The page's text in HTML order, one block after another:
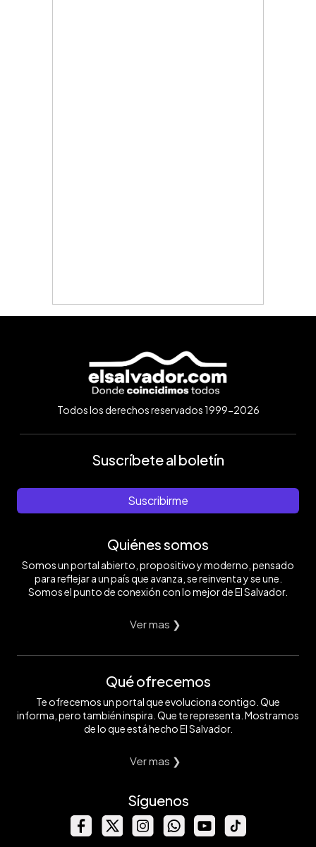
Todos los derechos reservados 1999-2026
Suscríbete al boletín
Suscribirme
Quiénes somos
Somos un portal abierto, propositivo y moderno, pensado
para reflejar a un país que avanza, se reinventa y se une.
Somos el punto de conexión con lo mejor de El Salvador.
Ver mas ❯
Qué ofrecemos
Te ofrecemos un portal que evoluciona contigo. Que
informa, pero también inspira. Que te representa. Mostramos
de lo que está hecho El Salvador.
Ver mas ❯
Síguenos